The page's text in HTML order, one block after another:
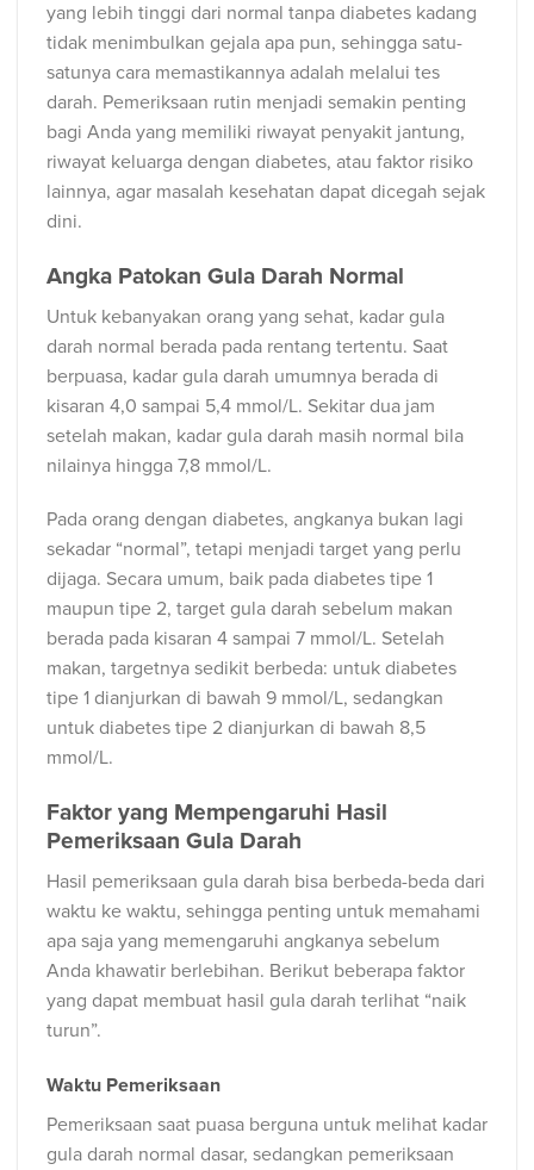
yang lebih tinggi dari normal tanpa diabetes kadang
tidak menimbulkan gejala apa pun, sehingga satu-
satunya cara memastikannya adalah melalui tes
darah. Pemeriksaan rutin menjadi semakin penting
bagi Anda yang memiliki riwayat penyakit jantung,
riwayat keluarga dengan diabetes, atau faktor risiko
lainnya, agar masalah kesehatan dapat dicegah sejak
dini.
Angka Patokan Gula Darah Normal
Untuk kebanyakan orang yang sehat, kadar gula
darah normal berada pada rentang tertentu. Saat
berpuasa, kadar gula darah umumnya berada di
kisaran 4,0 sampai 5,4 mmol/L. Sekitar dua jam
setelah makan, kadar gula darah masih normal bila
nilainya hingga 7,8 mmol/L.
Pada orang dengan diabetes, angkanya bukan lagi
sekadar “normal”, tetapi menjadi target yang perlu
dijaga. Secara umum, baik pada diabetes tipe 1
maupun tipe 2, target gula darah sebelum makan
berada pada kisaran 4 sampai 7 mmol/L. Setelah
makan, targetnya sedikit berbeda: untuk diabetes
tipe 1 dianjurkan di bawah 9 mmol/L, sedangkan
untuk diabetes tipe 2 dianjurkan di bawah 8,5
mmol/L.
Faktor yang Mempengaruhi Hasil
Pemeriksaan Gula Darah
Hasil pemeriksaan gula darah bisa berbeda-beda dari
waktu ke waktu, sehingga penting untuk memahami
apa saja yang memengaruhi angkanya sebelum
Anda khawatir berlebihan. Berikut beberapa faktor
yang dapat membuat hasil gula darah terlihat “naik
turun”.
Waktu Pemeriksaan
Pemeriksaan saat puasa berguna untuk melihat kadar
gula darah normal dasar, sedangkan pemeriksaan